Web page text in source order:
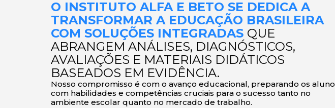
O INSTITUTO ALFA E BETO SE DEDICA A
TRANSFORMAR A EDUCAÇÃO BRASILEIRA
COM SOLUÇÕES INTEGRADAS QUE
ABRANGEM ANÁLISES, DIAGNÓSTICOS,
AVALIAÇÕES E MATERIAIS DIDÁTICOS
BASEADOS EM EVIDÊNCIA.
Nosso compromisso é com o avanço educacional, preparando os
com habilidades e competências cruciais para o sucesso tanto no
ambiente escolar quanto no mercado de trabalho.